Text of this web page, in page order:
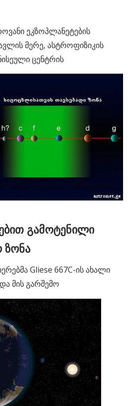
ეკზოპლანეტების
მერე, ასტროფიზიკის
ცენტრის
გამოტენილი
ზონა
Gliese 667C-ის ახალი
მის გარშემო